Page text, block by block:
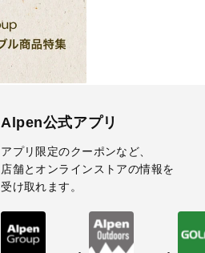
Alpen公式アプリ
アプリ限定のクーポンなど、
店舗とオンラインストアの情報を
受け取れます。